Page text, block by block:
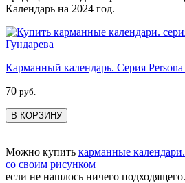
Календарь на 2024 год.
Карманный календарь. Серия Persona
70 руб.
В КОРЗИНУ
Можно купить карманные календари.
со своим рисунком
если не нашлось ничего подходящего.